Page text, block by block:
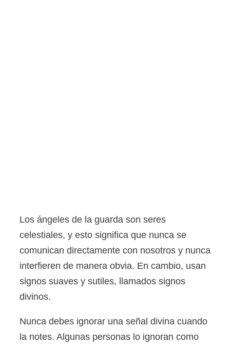
Los ángeles de la guarda son seres
celestiales, y esto significa que nunca se
comunican directamente con nosotros y nunca
interfieren de manera obvia. En cambio, usan
signos suaves y sutiles, llamados signos
divinos.
Nunca debes ignorar una señal divina cuando
la notes. Algunas personas lo ignoran como